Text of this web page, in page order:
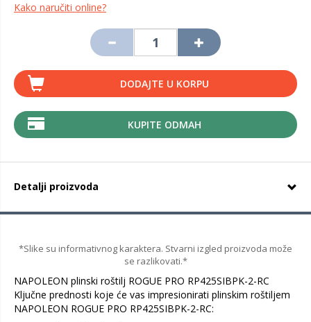
Kako naručiti online?
DODAJTE U KORPU
KUPITE ODMAH
Detalji proizvoda
*Slike su informativnog karaktera. Stvarni izgled proizvoda može
se razlikovati.*
NAPOLEON plinski roštilj ROGUE PRO RP425SIBPK-2-RC
Ključne prednosti koje će vas impresionirati plinskim roštiljem
NAPOLEON ROGUE PRO RP425SIBPK-2-RC: